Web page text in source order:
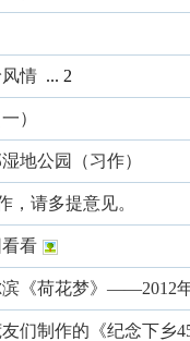
情 ... 2
）
地公园（习作）
，请多提意见。
看
滨《荷花梦》——2012
们制作的《纪念下乡